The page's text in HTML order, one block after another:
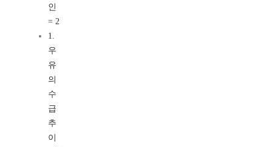
인
= 2
1.
우
유
의
수
급
추
이